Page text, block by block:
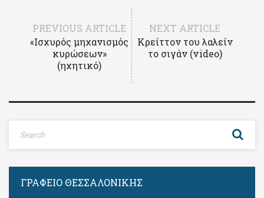
PREVIOUS ARTICLE
«Ισχυρός μηχανισμός
κυρώσεων»
(ηχητικό)
NEXT ARTICLE
Κρείττον του λαλείν
το σιγάν (video)
ΓΡΑΦΕΊΟ ΘΕΣΣΑΛΟΝΊΚΗΣ